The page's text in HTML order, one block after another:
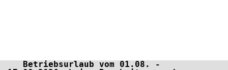
Betriebsurlaub vom 01.08. -